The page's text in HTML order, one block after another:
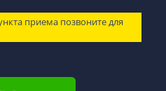
приема позвоните для